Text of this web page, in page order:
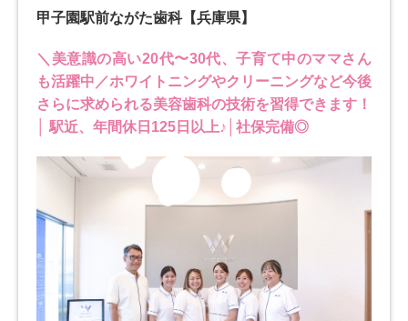
甲子園駅前ながた歯科【兵庫県】
＼美意識の高い20代〜30代、子育て中のママさん
も活躍中／ホワイトニングやクリーニングなど今後
さらに求められる美容歯科の技術を習得できます！
│ 駅近、年間休日125日以上♪│社保完備◎